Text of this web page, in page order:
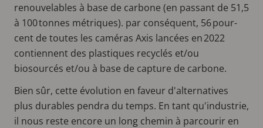
renouvelables à base de carbone (en passant de 51,5
à 100 tonnes métriques). par conséquent, 56 pour-
cent de toutes les caméras Axis lancées en 2022
contiennent des plastiques recyclés et/ou
biosourcés et/ou à base de capture de carbone.
Bien sûr, cette évolution en faveur d'alternatives
plus durables pendra du temps. En tant qu'industrie,
il nous reste encore un long chemin à parcourir en